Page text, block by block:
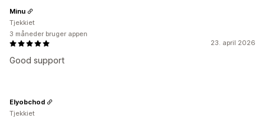
23. april 2026
Good support
Minu
Tjekkiet
3 måneder bruger appen
Elyobchod
Tjekkiet